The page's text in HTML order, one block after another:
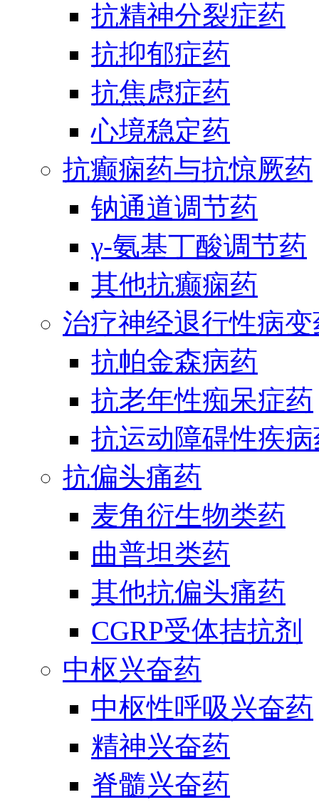
抗精神分裂症药
抗抑郁症药
抗焦虑症药
心境稳定药
抗癫痫药与抗惊厥药
钠通道调节药
γ-氨基丁酸调节药
其他抗癫痫药
治疗神经退行性病
抗帕金森病药
抗老年性痴呆症药
抗运动障碍性疾
抗偏头痛药
麦角衍生物类药
曲普坦类药
其他抗偏头痛药
CGRP受体拮抗剂
中枢兴奋药
中枢性呼吸兴奋药
精神兴奋药
脊髓兴奋药